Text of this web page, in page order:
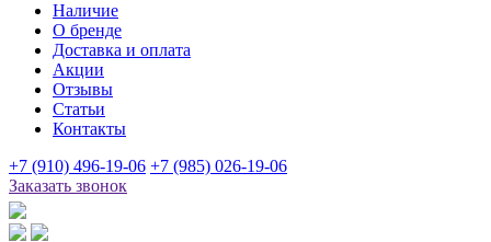
Наличие
О бренде
Доставка и оплата
Акции
Отзывы
Статьи
Контакты
+7 (910) 496-19-06 +7 (985) 026-19-06
Заказать звонок